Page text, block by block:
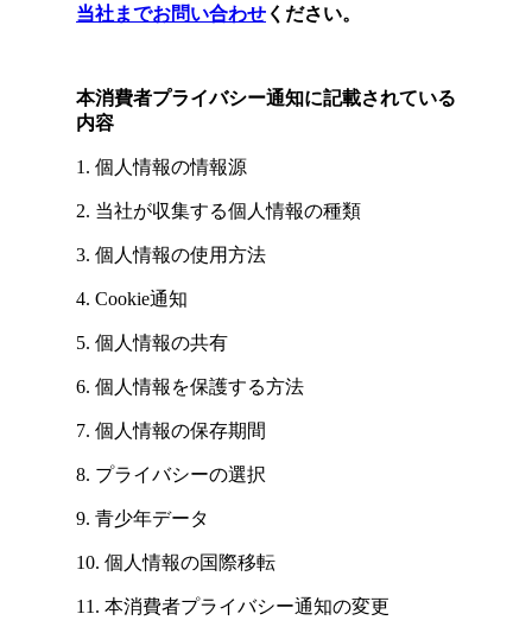
当社までお問い合わせ ください。
本消費者プライバシー通知に記載されている
内容
1. 個人情報の情報源
2. 当社が収集する個人情報の種類
3. 個人情報の使用方法
4. Cookie通知
5. 個人情報の共有
6. 個人情報を保護する方法
7. 個人情報の保存期間
8. プライバシーの選択
9. 青少年データ
10. 個人情報の国際移転
11. 本消費者プライバシー通知の変更